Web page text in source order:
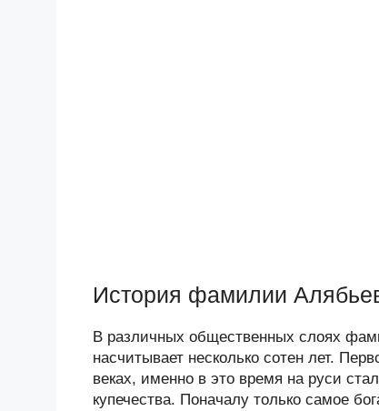
История фамилии
В различных общественных слоях
насчитывает несколько сотен лет.
веках, именно в это время на руси
купечества. Поначалу только самое